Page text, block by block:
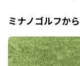
ミナノゴルフか